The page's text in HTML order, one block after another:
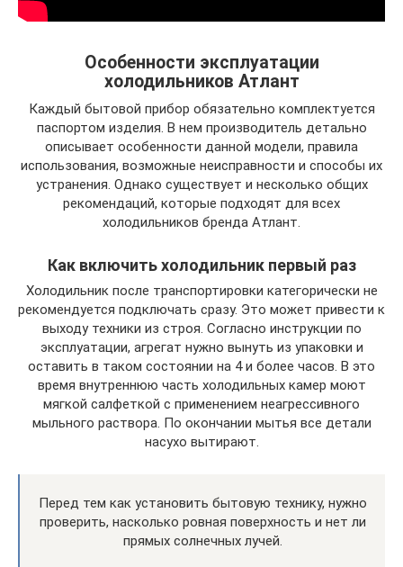
Особенности эксплуатации
холодильников Атлант
Каждый бытовой прибор обязательно комплектуется
паспортом изделия. В нем производитель детально
описывает особенности данной модели, правила
использования, возможные неисправности и способы их
устранения. Однако существует и несколько общих
рекомендаций, которые подходят для всех
холодильников бренда Атлант.
Как включить холодильник первый раз
Холодильник после транспортировки категорически не
рекомендуется подключать сразу. Это может привести к
выходу техники из строя. Согласно инструкции по
эксплуатации, агрегат нужно вынуть из упаковки и
оставить в таком состоянии на 4 и более часов. В это
время внутреннюю часть холодильных камер моют
мягкой салфеткой с применением неагрессивного
мыльного раствора. По окончании мытья все детали
насухо вытирают.
Перед тем как установить бытовую технику, нужно
проверить, насколько ровная поверхность и нет ли
прямых солнечных лучей.